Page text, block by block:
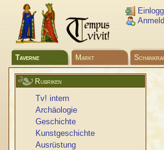
Taverne Markt
Rubriken
Tv! intern
Archäologie
Geschichte
Kunstgeschichte
Ausrüstung